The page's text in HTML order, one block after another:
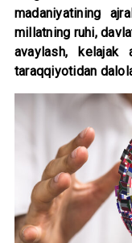
madaniyatining
millatning ruhi,
avaylash, kelajak
taraqqiyotidan